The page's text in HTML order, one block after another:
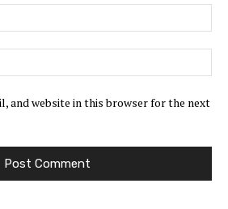
and website in this browser for the next